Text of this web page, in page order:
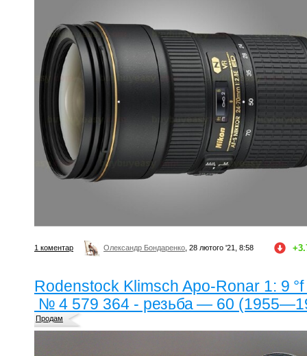
1 коментар Олександр Бондаренко , 28 лютого '21, 8:58
Rodenstock Klimsch Apo-Ronar 1: 9
№ 4 579 364 - резьба — 60
Продам